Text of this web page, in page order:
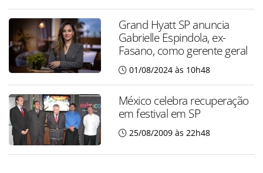
Grand Hyatt SP anuncia
Gabrielle Espindola, ex-
Fasano, como gerente geral
01/08/2024 às 10h48
México celebra recuperação
em festival em SP
25/08/2009 às 22h48